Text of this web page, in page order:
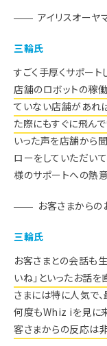
アイリスオーヤ
三輪氏
すごく手厚くサポート
店舗のロボットの稼
ていない店舗があれ
た際にもすぐに飛ん
いった声を店舗から
ローをしていただい
様のサポートへの熱
お客さまからの
三輪氏
お客さまとの会話も生
いね」といったお話
さまには特に人気で
何度もWhiz iを見に来
客さまからの反応は